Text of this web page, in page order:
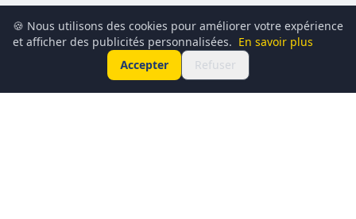
🍪 Nous utilisons des cookies pour améliorer votre expérience
et afficher des publicités personnalisées. En savoir plus
Accepter
Refuser